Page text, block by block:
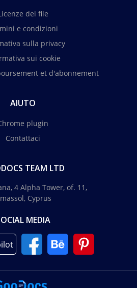
dei file
e condizioni
sulla privacy
sui cookie
et d'abonnement
AIUTO
plugin
Contattaci
TEAM LTD
4 Alpha Tower, of. 11,
Cyprus
MEDIA